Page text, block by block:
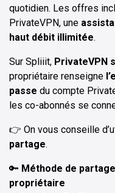
quotidien. Les offres
PrivateVPN, une
haut débit illimitée.
Sur Spliiit, PrivateVPN
propriétaire renseigne
passe du compte
les co-abonnés se
👉 On vous conseille
partage.
🔑 Méthode de
propriétaire